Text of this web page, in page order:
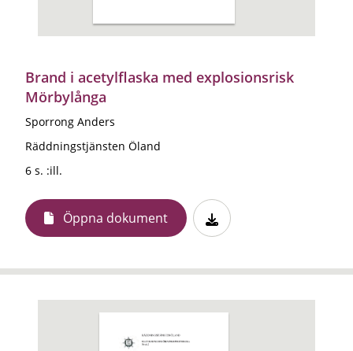
Brand i acetylflaska med explosionsrisk
Mörbylånga
Sporrong Anders
Räddningstjänsten Öland
6 s. :ill.
Öppna dokument